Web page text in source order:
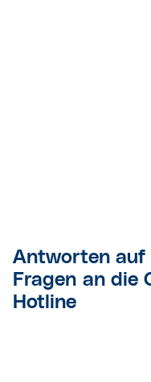
Antworten auf
Fragen an die
Hotline